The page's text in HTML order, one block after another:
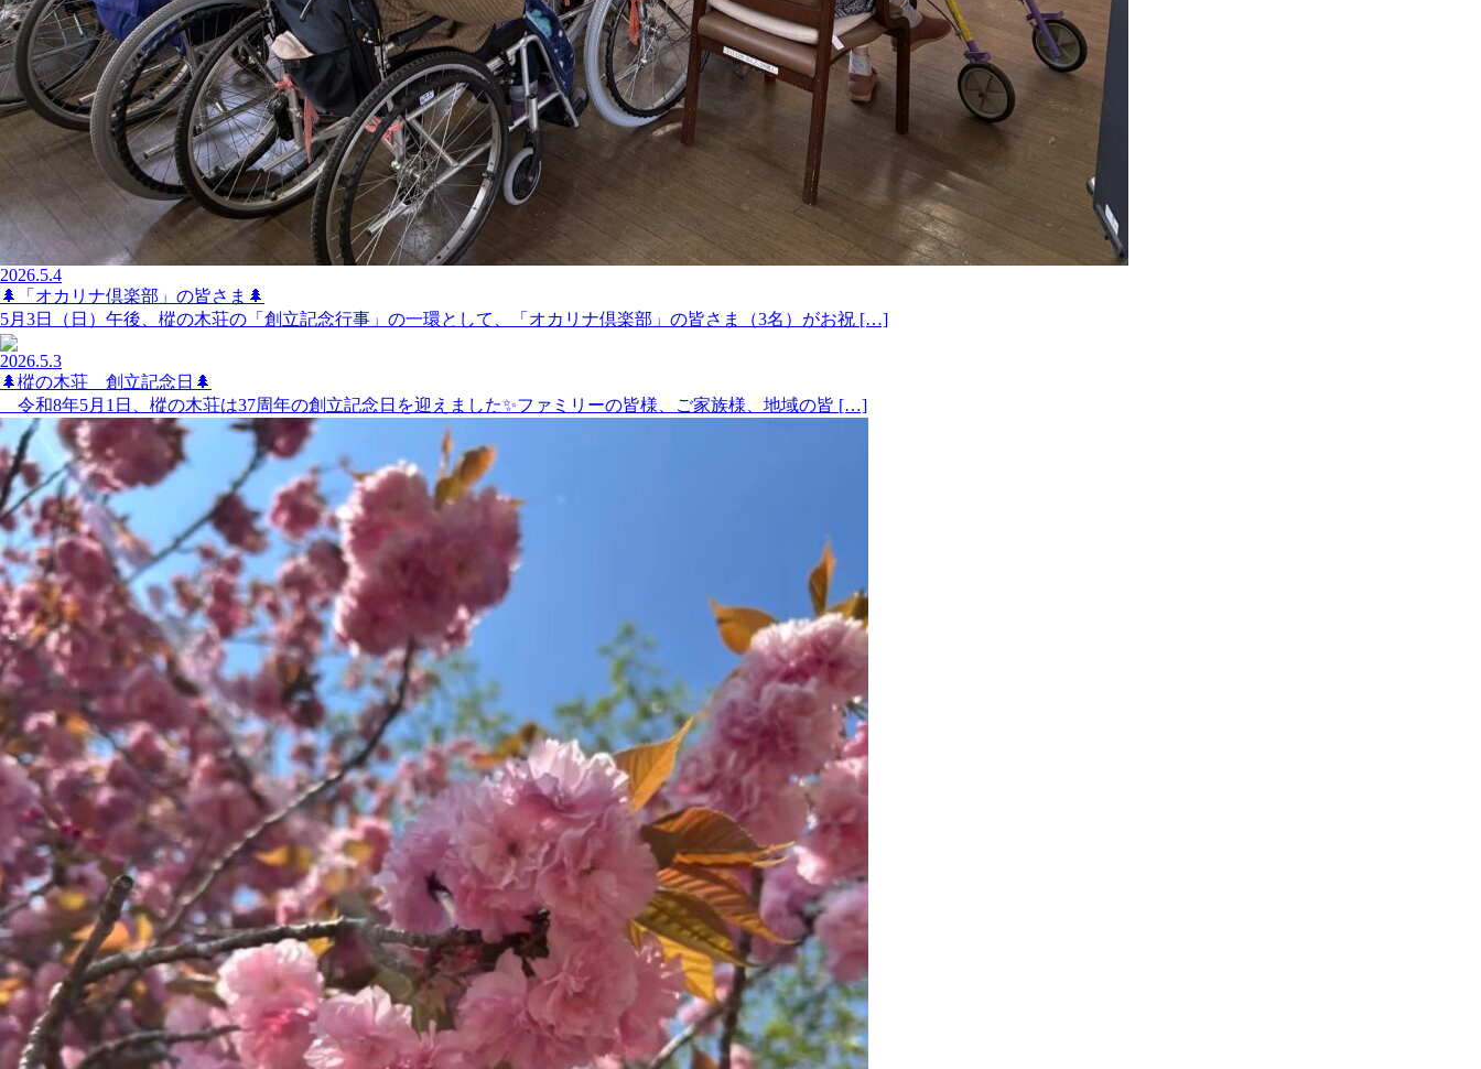
2026.5.4
🌲「オカリナ倶楽部」の皆さま🌲
5月3日（日）午後、樅の木荘の「創立記念行事」の一環として、「オカリナ倶楽部」の皆さま（3名）がお祝 […]
2026.5.3
🌲樅の木荘 創立記念日🌲
令和8年5月1日、樅の木荘は37周年の創立記念日を迎えました✨ファミリーの皆様、ご家族様、地域の皆 […]